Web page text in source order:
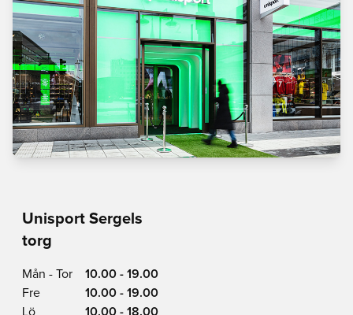
Unisport Sergels
torg
Mån - Tor
10.00 - 19.00
Fre
10.00 - 19.00
Lö
10.00 - 18.00